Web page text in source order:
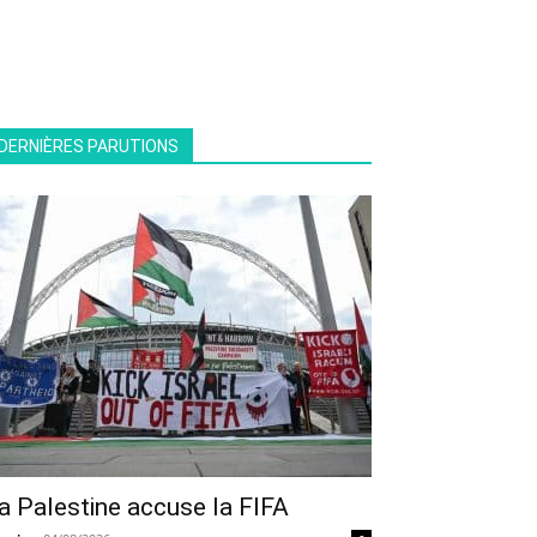
PARUTIONS
Palestine accuse la FIFA